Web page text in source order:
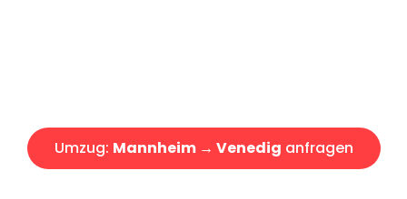
Umzug: Mannheim → Venedig anfragen